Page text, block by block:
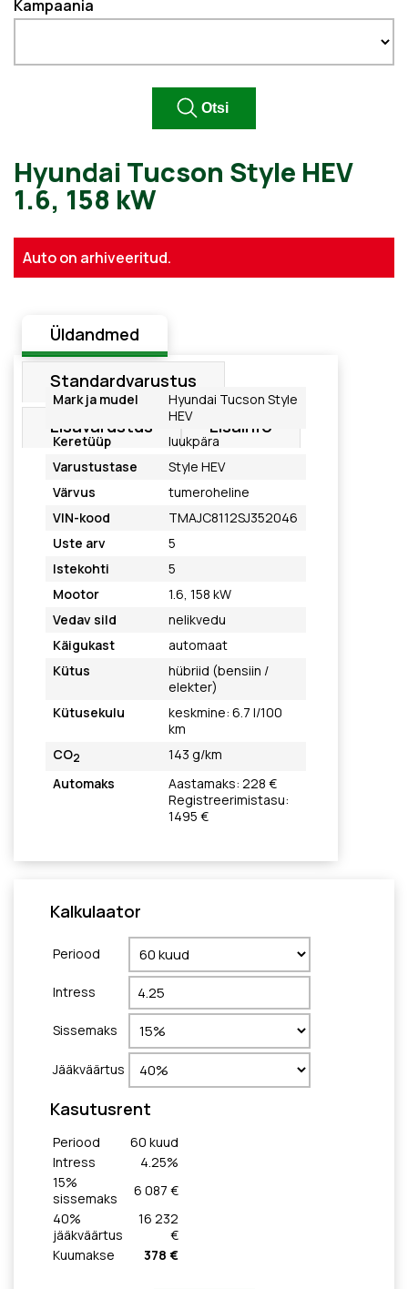
Kampaania
Hyundai Tucson Style HEV
Auto on arhiveeritud.
Üldandmed
Standardvarustus
Lisavarustus Lisainfo
Mark ja mudel
Hyundai Tucson Style
HEV
Keretüüp
luukpära
Varustustase
Style HEV
Värvus
tumeroheline
VIN-kood
TMAJC8112SJ352046
Uste arv
5
Istekohti
5
Mootor
1.6, 158 kW
Vedav sild
nelikvedu
Käigukast
automaat
Kütus
hübriid (bensiin /
elekter)
Kütusekulu
keskmine: 6.7 l/100
km
CO2
143 g/km
Automaks
Aastamaks: 228 €
Registreerimistasu:
1495 €
Kalkulaator
Periood
Intress
Sissemaks
Jääkväärtus
Kasutusrent
Periood 60 kuud
Intress
4.25%
15%
sissemaks
6 087 €
40%
jääkväärtus
16 232
€
Kuumakse
378 €